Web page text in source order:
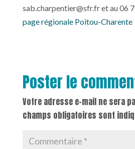
sab.charpentier@sfr.fret au 06
page régionale Poitou-Charente
Poster le
Votre adresse e-mail ne sera
champs obligatoires sont